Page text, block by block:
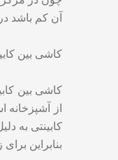
آن کم باشد
کاشی بین
کاشی‌ بین
از
کابینتی به
بنابراین